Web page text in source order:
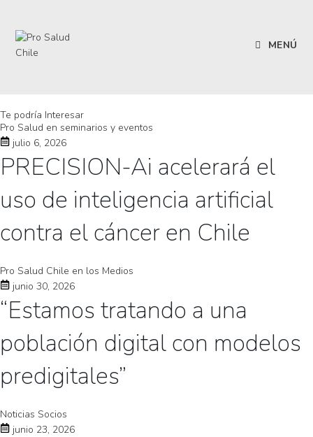
MENÚ
Te podría Interesar
Pro Salud en seminarios y eventos
julio 6, 2026
PRECISION-Ai acelerará el
uso de inteligencia artificial
contra el cáncer en Chile
Pro Salud Chile en los Medios
junio 30, 2026
“Estamos tratando a una
población digital con modelos
predigitales”
Noticias Socios
junio 23, 2026